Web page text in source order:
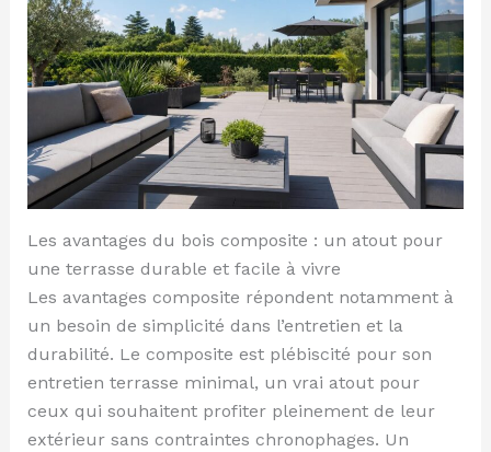
Les avantages du bois composite : un atout pour
une terrasse durable et facile à vivre
Les avantages composite répondent notamment à
un besoin de simplicité dans l’entretien et la
durabilité. Le composite est plébiscité pour son
entretien terrasse minimal, un vrai atout pour
ceux qui souhaitent profiter pleinement de leur
extérieur sans contraintes chronophages. Un